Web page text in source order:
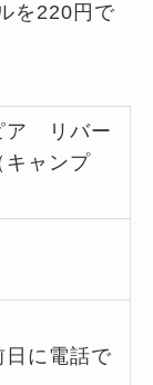
を220円で
ア リバー
キャンプ
日に電話で